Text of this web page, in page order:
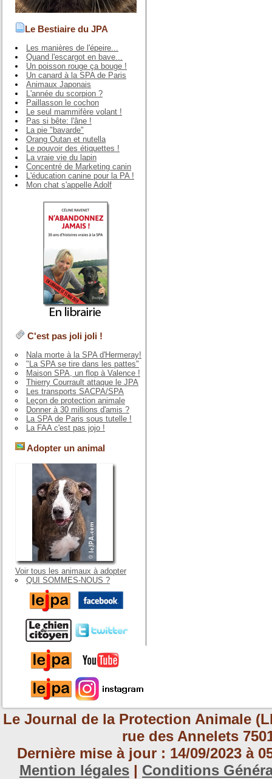
Le Bestiaire du JPA
Les manières de l'épeire...
Quand l'escargot en bave...
Un poisson rouge ça bouge !
Un canard à la SPA de Paris
Animaux Japonais
L'année du scorpion ?
Paillasson le cochon
Le seul mammifère volant !
Pas si bête: l'âne !
La pie "bavarde"
Orang Outan et nutella
Le pouvoir des étiquettes !
La vraie vie du lapin
Concentré de Marketing canin
L'éducation canine pour la PA !
Mon chat s'appelle Adolf
C'est pas joli joli !
Nala morte à la SPA d'Hermeray!
"La SPA se tire dans les pattes"
Maison SPA, un flop à Valence !
Thierry Courrault attaque le JPA
Les transports SACPA/SPA
Leçon de protection animale
Donner à 30 millions d'amis ?
La SPA de Paris sous tutelle !
La FAA c'est pas jojo !
Adopter un animal
Voir tous les animaux à adopter
QUI SOMMES-NOUS ?
Le Journal de la Protection Animale
rue des Annelets
Dernière mise à jour : 14/09/2023 à
Mention légales | Conditions